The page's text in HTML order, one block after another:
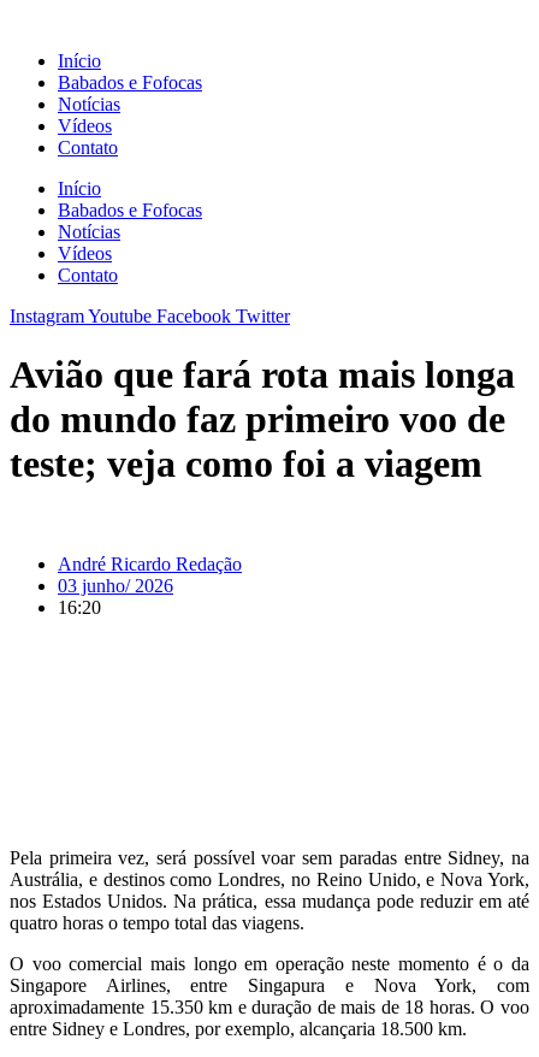
conteúdo
Início
Babados e Fofocas
Notícias
Vídeos
Contato
Início
Babados e Fofocas
Notícias
Vídeos
Contato
InstagramYoutube Facebook Twitter
Avião que fará rota mais longa
do mundo faz primeiro voo de
teste; veja como foi a viagem
André Ricardo Redação
03 junho/ 2026
16:20
Pela primeira vez, será possível voar sem paradas entre Sidney, na
Austrália, e destinos como Londres, no Reino Unido, e Nova York,
nos Estados Unidos. Na prática, essa mudança pode reduzir em até
quatro horas o tempo total das viagens.
O voo comercial mais longo em operação neste momento é o da
Singapore Airlines,
entre Singapura e Nova York, com
aproximadamente 15.350 km e duração de mais de 18 horas. O voo
entre Sidney e Londres, por exemplo, alcançaria 18.500 km.